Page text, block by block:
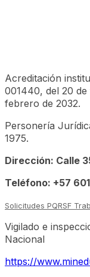
Acreditación
001440, del 20
febrero de 2032.
Personería
1975.
Dirección: Calle
Teléfono: +57
Solicitudes PQRSF
Vigilado e
Nacional
https://